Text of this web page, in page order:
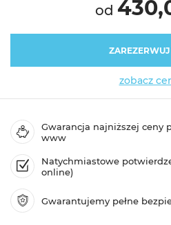
od
ZAREZERWUJ
zobacz
Gwarancja najniższej ceny
www
Natychmiastowe
online)
Gwarantujemy pełne